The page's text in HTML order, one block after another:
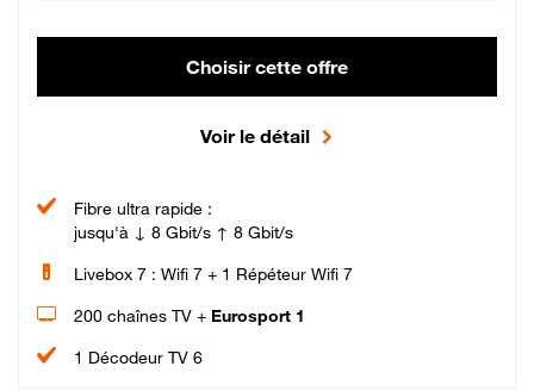
Choisir cette offre
Voir le détail
Fibre ultra rapide :
jusqu'à ↓ 8 Gbit/s ↑ 8 Gbit/s
Livebox 7 : Wifi 7 + 1 Répéteur Wifi 7
200 chaînes TV + Eurosport 1
1 Décodeur TV 6